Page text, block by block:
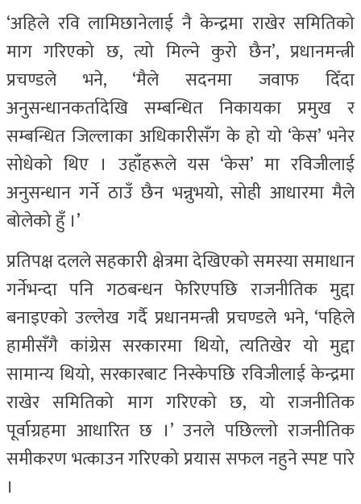
‘अहिले रवि लामिछानेलाई नै केन्द्रमा राखेर समितिको
माग गरिएको छ, त्यो मिल्ने कुरो छैन’, प्रधानमन्त्री
प्रचण्डले भने, ‘मैले सदनमा जवाफ दिँदा
अनुसन्धानकर्तादेखि सम्बन्धित निकायका प्रमुख र
सम्बन्धित जिल्लाका अधिकारीसँग के हो यो ‘केस’ भनेर
सोधेको थिए । उहाँहरूले यस ‘केस’ मा रविजीलाई
अनुसन्धान गर्ने ठाउँ छैन भन्नुभयो, सोही आधारमा मैले
बोलेको हुँ ।’
प्रतिपक्ष दलले सहकारी क्षेत्रमा देखिएको समस्या समाधान
गर्नेभन्दा पनि गठबन्धन फेरिएपछि राजनीतिक मुद्दा
बनाइएको उल्लेख गर्दै प्रधानमन्त्री प्रचण्डले भने, ‘पहिले
हामीसँगै कांग्रेस सरकारमा थियो, त्यतिखेर यो मुद्दा
सामान्य थियो, सरकारबाट निस्केपछि रविजीलाई केन्द्रमा
राखेर समितिको माग गरिएको छ, यो राजनीतिक
पूर्वाग्रहमा आधारित छ ।’ उनले पछिल्लो राजनीतिक
समीकरण भत्काउन गरिएको प्रयास सफल नहुने स्पष्ट पारे
।